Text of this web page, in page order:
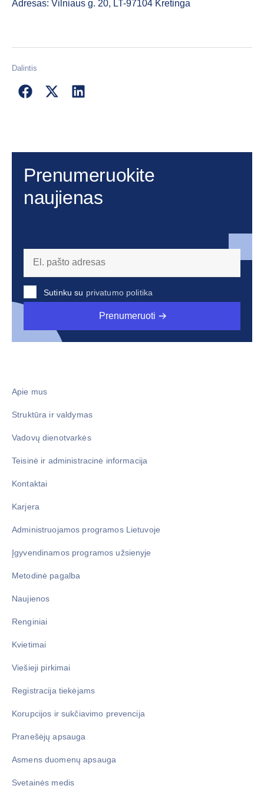
Adresas: Vilniaus g. 20, LT-97104 Kretinga
Dalintis
Prenumeruokite
naujienas
Sutinku su privatumo politika
Prenumeruoti
Apie mus
Struktūra ir valdymas
Vadovų dienotvarkės
Teisinė ir administracinė informacija
Kontaktai
Karjera
Administruojamos programos Lietuvoje
Įgyvendinamos programos užsienyje
Metodinė pagalba
Naujienos
Renginiai
Kvietimai
Viešieji pirkimai
Registracija tiekėjams
Korupcijos ir sukčiavimo prevencija
Pranešėjų apsauga
Asmens duomenų apsauga
Svetainės medis